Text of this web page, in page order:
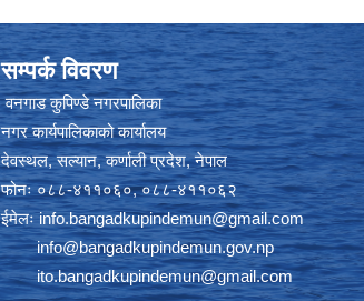
सम्पर्क विवरण
वनगाड कुपिण्डे नगरपालिका
नगर कार्यपालिकाको कार्यालय
देवस्थल, सल्यान, कर्णाली प्रदेश, नेपाल
फोनः ०८८-४११०६०, ०८८-४११०६२
ईमेलःinfo.bangadkupindemun@gmail.com
info@bangadkupindemun.gov.np
ito.bangadkupindemun@gmail.com